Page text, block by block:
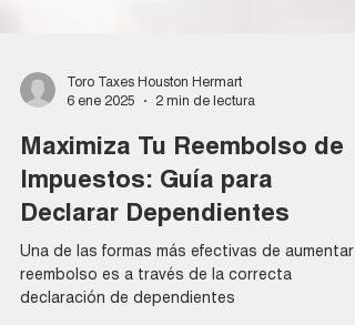
6 ene 2025
2 min de lectura
Maximiza Tu Reembolso de
Impuestos: Guía para
Declarar Dependientes
Una de las formas más efectivas de aumentar